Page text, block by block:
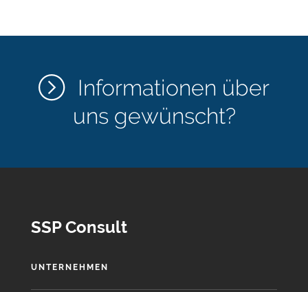
Informationen über
uns gewünscht?
SSP Consult
UNTERNEHMEN